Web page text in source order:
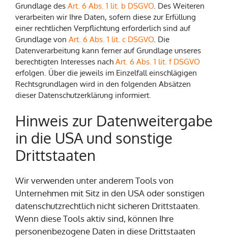
Grundlage des Art. 6 Abs. 1 lit. b DSGVO . Des Weiteren
verarbeiten wir Ihre Daten, sofern diese zur Erfüllung
einer rechtlichen Verpflichtung erforderlich sind auf
Grundlage von Art. 6 Abs. 1 lit. c DSGVO . Die
Datenverarbeitung kann ferner auf Grundlage unseres
berechtigten Interesses nach Art. 6 Abs. 1 lit. f DSGVO
erfolgen. Über die jeweils im Einzelfall einschlägigen
Rechtsgrundlagen wird in den folgenden Absätzen
dieser Datenschutzerklärung informiert.
Hinweis zur Datenweitergabe
in die USA und sonstige
Drittstaaten
Wir verwenden unter anderem Tools von
Unternehmen mit Sitz in den USA oder sonstigen
datenschutzrechtlich nicht sicheren Drittstaaten.
Wenn diese Tools aktiv sind, können Ihre
personenbezogene Daten in diese Drittstaaten